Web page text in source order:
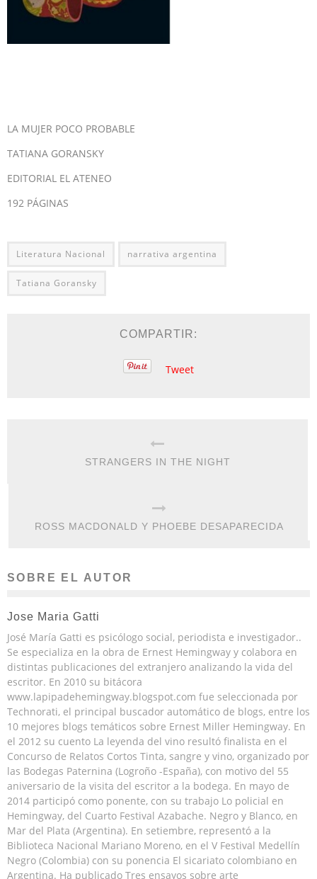
LA MUJER POCO PROBABLE
TATIANA GORANSKY
EDITORIAL EL ATENEO
192 PÁGINAS
Literatura Nacional narrativa argentina
Tatiana Goransky
COMPARTIR:
Tweet
STRANGERS IN THE NIGHT
ROSS MACDONALD Y PHOEBE DESAPARECIDA
SOBRE EL AUTOR
Jose Maria Gatti
José María Gatti es psicólogo social, periodista e investigador..
Se especializa en la obra de Ernest Hemingway y colabora en
distintas publicaciones del extranjero analizando la vida del
escritor. En 2010 su bitácora
www.lapipadehemingway.blogspot.com fue seleccionada por
Technorati, el principal buscador automático de blogs, entre los
10 mejores blogs temáticos sobre Ernest Miller Hemingway. En
el 2012 su cuento La leyenda del vino resultó finalista en el
Concurso de Relatos Cortos Tinta, sangre y vino, organizado por
las Bodegas Paternina (Logroño -España), con motivo del 55
aniversario de la visita del escritor a la bodega. En mayo de
2014 participó como ponente, con su trabajo Lo policial en
Hemingway, del Cuarto Festival Azabache. Negro y Blanco, en
Mar del Plata (Argentina). En setiembre, representó a la
Biblioteca Nacional Mariano Moreno, en el V Festival Medellín
Negro (Colombia) con su ponencia El sicariato colombiano en
Argentina. Ha publicado Tres ensayos sobre arte